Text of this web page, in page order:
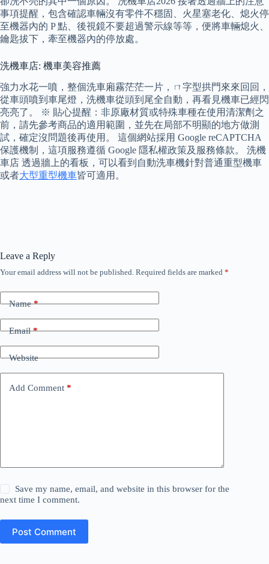
事項提醒，包含確認車輛沒有零件不穩固、火星塞老化、熄火停
至機器內的 P 點、後視鏡不要超過警示線等等，便將車輛熄火、
鑰匙拔下，牽至機器內的停放處。
洗機車店: 機車美容推薦
強力水花一噴，整個洗車廂霧茫茫一片，ㄇ字型拱門來來回回，
從車頭噴到車尾燈，洗機車從頭到尾全自動，再看見機車已經閃
亮亮了。 ※ 貼心提醒：非原廠材質或特殊車種在使用清潔劑之
前，請先參考商品的適用範圍，並先在局部不明顯的地方做測
試，確定沒問題後再使用。 這個網站採用 Google reCAPTCHA
保護機制，這項服務遵循 Google 隱私權政策及服務條款。 洗機
車店 透過牆上的看板，可以看到自動洗車機針對普通重型機車
或者大型重型機車皆可適用。
Leave a Reply
Your email address will not be published. Required fields are marked *
Name*
Email*
Website
Add Comment *
Save my name, email, and website in this browser for the
next time I comment.
Post Comment